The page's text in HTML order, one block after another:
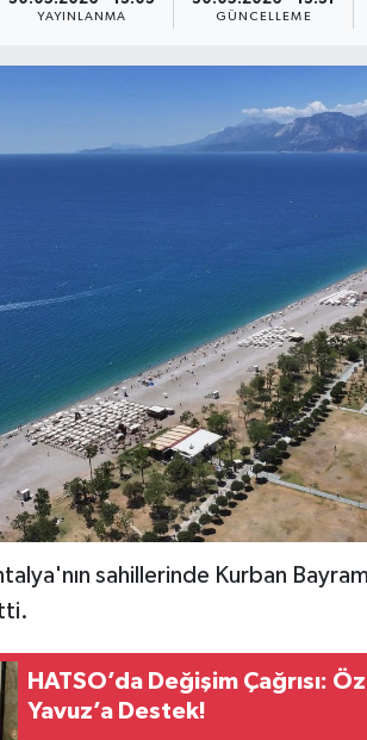
YAYINLANMA GÜNCELLEME
sahillerinde Kurban
HATSO’da Değişim Çağrısı:
Yavuz’a Destek!